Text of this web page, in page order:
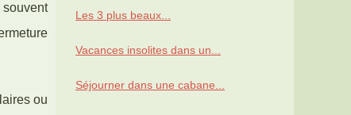
ou
Les 3 plus beaux...
Vacances insolites dans un...
Séjourner dans une cabane...